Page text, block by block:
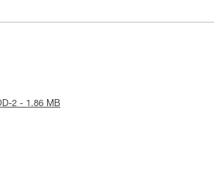
2 - 1.86 MB